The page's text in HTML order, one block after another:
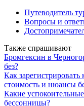
Путеводитель
Вопросы и
Также спрашивают
Бромгексин в
без?
Как
стоимость и нюансы
Какие
бессонницы?